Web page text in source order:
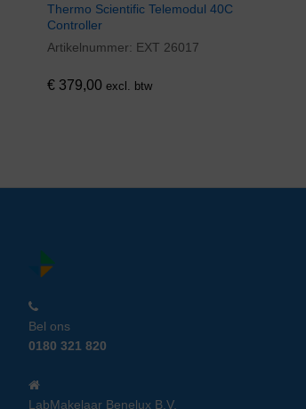
Thermo Scientific Telemodul 40C
Controller
Artikelnummer: EXT 26017
€ 379,00 excl. btw
Bel ons
0180 321 820
LabMakelaar Benelux B.V.